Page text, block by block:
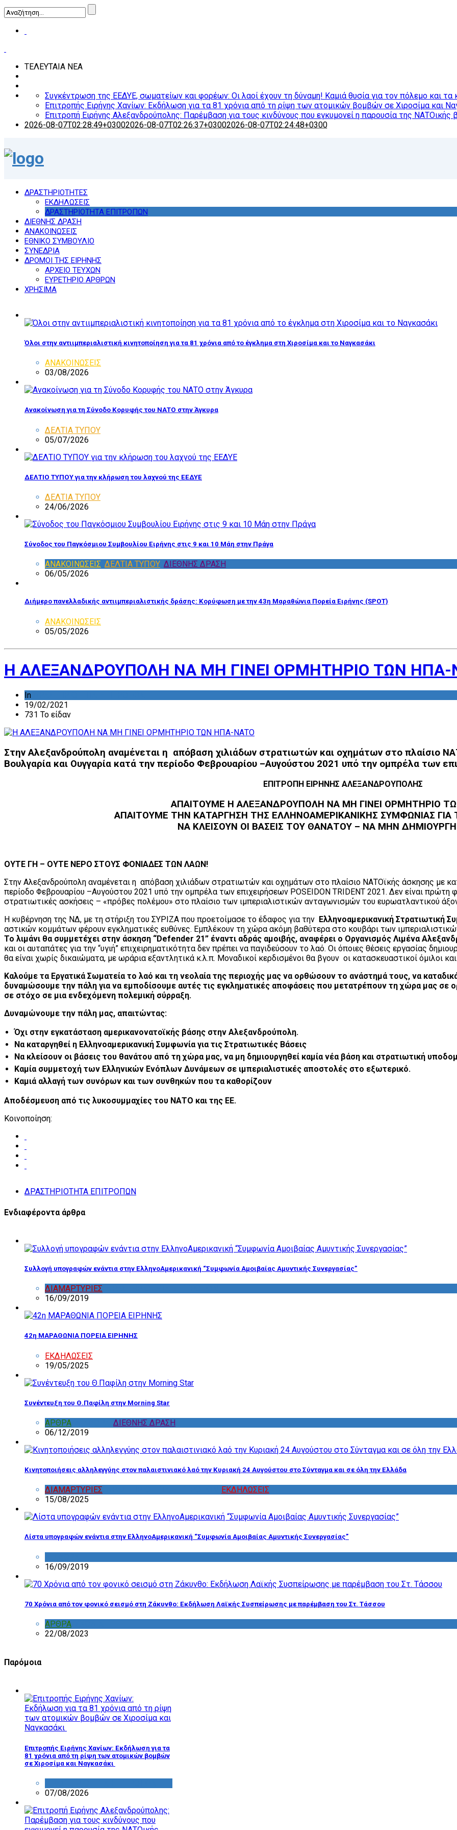
ΤΕΛΕΥΤΑΙΑ ΝΕΑ
Συγκέντρωση της ΕΕΔΥΕ, σωματείων και φορέων: Οι λαοί έχουν τη δύναμη! Καμιά θυσία για τον πόλεμο και τα
Επιτροπής Ειρήνης Χανίων: Εκδήλωση για τα 81 χρόνια από τη ρίψη των ατομικών βομβών σε Χιροσίμα και
Επιτροπή Ειρήνης Αλεξανδρούπολης: Παρέμβαση για τους κινδύνους που εγκυμονεί η παρουσία της ΝΑΤΟικής
2026-08-07T02:28:49+03002026-08-07T02:26:37+03002026-08-07T02:24:48+0300
ΔΡΑΣΤΗΡΙΟΤΗΤΕΣ
ΕΚΔΗΛΩΣΕΙΣ
ΔΡΑΣΤΗΡΙΟΤΗΤΑ ΕΠΙΤΡΟΠΩΝ
ΔΙΕΘΝΗΣ ΔΡΑΣΗ
ΑΝΑΚΟΙΝΩΣΕΙΣ
ΕΘΝΙΚΟ ΣΥΜΒΟΥΛΙΟ
ΣΥΝΕΔΡΙΑ
ΔΡΟΜΟΙ ΤΗΣ ΕΙΡΗΝΗΣ
ΑΡΧΕΙΟ ΤΕΥΧΩΝ
ΕΥΡΕΤΗΡΙΟ ΑΡΘΡΩΝ
ΧΡΗΣΙΜΑ
Όλοι στην αντιιμπεριαλιστική κινητοποίηση για τα 81 χρόνια από το έγκλημα στη Χιροσίμα και το Ναγκασάκι
ΑΝΑΚΟΙΝΩΣΕΙΣ
03/08/2026
Ανακοίνωση για τη Σύνοδο Κορυφής του ΝΑΤΟ στην Άγκυρα
ΔΕΛΤΙΑ ΤΥΠΟΥ
05/07/2026
ΔΕΛΤΙΟ ΤΥΠΟΥ για την κλήρωση του λαχνού της ΕΕΔΥΕ
ΔΕΛΤΙΑ ΤΥΠΟΥ
24/06/2026
Σύνοδος του Παγκόσμιου Συμβουλίου Ειρήνης στις 9 και 10 Μάη στην Πράγα
ΑΝΑΚΟΙΝΩΣΕΙΣ ΔΕΛΤΙΑ ΤΥΠΟΥ ΔΙΕΘΝΗΣ ΔΡΑΣΗ
06/05/2026
Διήμερο πανελλαδικής αντιιμπεριαλιστικής δράσης: Κορύφωση με την 43η Μαραθώνια Πορεία Ειρήνης (SPOT)
ΑΝΑΚΟΙΝΩΣΕΙΣ
05/05/2026
Η ΑΛΕΞΑΝΔΡΟΥΠΟΛΗ ΝΑ ΜΗ ΓΙΝΕΙ ΟΡΜΗΤΗΡΙΟ ΤΩΝ
In
19/02/2021
731 Το είδαν
Στην Αλεξανδρούπολη αναμένεται η απόβαση χιλιάδων στρατιωτών και οχημάτων στο πλαίσιο
Βουλγαρία και Ουγγαρία κατά την περίοδο Φεβρουαρίου –Αυγούστου 2021 υπό την ομπρέλα των
ΕΠΙΤΡΟΠΗ ΕΙΡΗΝΗΣ ΑΛΕΞΑΝΔΡΟΥΠΟΛΗΣ
ΑΠΑΙΤΟΥΜΕ Η ΑΛΕΞΑΝΔΡΟΥΠΟΛΗ ΝΑ ΜΗ ΓΙΝΕΙ ΟΡΜΗΤΗΡΙΟ
ΑΠΑΙΤΟΥΜΕ ΤΗΝ ΚΑΤΑΡΓΗΣΗ ΤΗΣ ΕΛΛΗΝΟΑΜΕΡΙΚΑΝΙΚΗΣ ΣΥΜΦΩΝΙΑΣ ΓΙΑ
ΝΑ ΚΛΕΙΣΟΥΝ ΟΙ ΒΑΣΕΙΣ ΤΟΥ ΘΑΝΑΤΟΥ – ΝΑ ΜΗΝ
ΟΥΤΕ ΓΗ – ΟΥΤΕ ΝΕΡΟ ΣΤΟΥΣ ΦΟΝΙΑΔΕΣ ΤΩΝ ΛΑΩΝ!
Στην Αλεξανδρούπολη αναμένεται η απόβαση χιλιάδων στρατιωτών και οχημάτων στο πλαίσιο ΝΑΤΟϊκής άσκησης με
περίοδο Φεβρουαρίου –Αυγούστου 2021 υπό την ομπρέλα των επιχειρήσεων POSEIDON TRIDENT 2021. Δεν είναι πρώτη
στρατιωτικές ασκήσεις – «πρόβες πολέμου» στο πλαίσιο των ιμπεριαλιστικών ανταγωνισμών του ευρωατλαντικού
Η κυβέρνηση της ΝΔ, με τη στήριξη του ΣΥΡΙΖΑ που προετοίμασε το έδαφος για την Ελληνοαμερικανική Στρατιωτική
αστικών κομμάτων φέρουν εγκληματικές ευθύνες. Εμπλέκουν τη χώρα ακόμη βαθύτερα στο κουβάρι των
Το λιμάνι θα συμμετέχει στην άσκηση “Defender 21” έναντι αδράς αμοιβής, αναφέρει ο Οργανισμός Λιμένα
και οι αυταπάτες για την “υγιή” επιχειρηματικότητα δεν πρέπει να παγιδεύσουν το λαό. Οι όποιες θέσεις εργασίας
θα είναι χωρίς δικαιώματα, με ωράρια εξαντλητικά κ.λ.π. Μοναδικοί κερδισμένοι θα βγουν οι κατασκευαστικοί όμιλοι
Καλούμε τα Εργατικά Σωματείατο λαό και τη νεολαία της περιοχής μας να ορθώσουν το ανάστημά τους, να
δυναμώσουμε την πάλη για να εμποδίσουμε αυτές τις εγκληματικές αποφάσεις που μετατρέπουν τη χώρα μας
σε στόχο σε μια ενδεχόμενη πολεμική σύρραξη.
Δυναμώνουμε την πάλη μας, απαιτώντας:
Όχι στην εγκατάσταση αμερικανονατοϊκής βάσης στην Αλεξανδρούπολη.
Να καταργηθεί η Ελληνοαμερικανική Συμφωνία για τις Στρατιωτικές Βάσεις
Να κλείσουν οι βάσεις του θανάτου από τη χώρα μας, να μη δημιουργηθεί καμία νέα βάση και στρατιωτική
Καμία συμμετοχή των Ελληνικών Ενόπλων Δυνάμεων σε ιμπεριαλιστικές αποστολές στο εξωτερικό.
Καμιά αλλαγή των συνόρων και των συνθηκών που τα καθορίζουν
Αποδέσμευση από τις λυκοσυμμαχίες του ΝΑΤΟ και της ΕΕ.
Κοινοποίηση:
ΔΡΑΣΤΗΡΙΟΤΗΤΑ ΕΠΙΤΡΟΠΩΝ
Ενδιαφέροντα άρθρα
Συλλογή υπογραφών ενάντια στην ΕλληνοΑμερικανική “Συμφωνία Αμοιβαίας Αμυντικής Συνεργασίας”
ΔΙΑΜΑΡΤΥΡΙΕΣ
16/09/2019
42η ΜΑΡΑΘΩΝΙΑ ΠΟΡΕΙΑ ΕΙΡΗΝΗΣ
ΕΚΔΗΛΩΣΕΙΣ
19/05/2025
Συνέντευξη του Θ.Παφίλη στην Morning Star
ΑΡΘΡΑ
ΔΙΕΘΝΗΣ ΔΡΑΣΗ
06/12/2019
Κινητοποιήσεις αλληλεγγύης στον παλαιστινιακό λαό την Κυριακή 24 Αυγούστου στο Σύνταγμα και σε όλη την Ελλάδα
ΔΙΑΜΑΡΤΥΡΙΕΣ
ΕΚΔΗΛΩΣΕΙΣ
15/08/2025
Λίστα υπογραφών ενάντια στην ΕλληνοΑμερικανική “Συμφωνία Αμοιβαίας Αμυντικής Συνεργασίας”
16/09/2019
70 Χρόνια από τον φονικό σεισμό στη Ζάκυνθο: Εκδήλωση Λαϊκής Συσπείρωσης με παρέμβαση του Στ. Τάσσου
ΑΡΘΡΑ
22/08/2023
Παρόμοια
Επιτροπής Ειρήνης Χανίων: Εκδήλωση για τα
81 χρόνια από τη ρίψη των ατομικών βομβών
σε Χιροσίμα και Ναγκασάκι
07/08/2026